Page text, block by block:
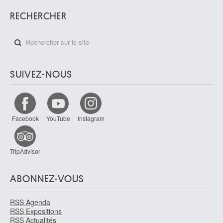
Saint-Quentin, Aisne (France) 1886 - Cannes, Alpes-Maritimes (France)
RECHERCHER
SUIVEZ-NOUS
Facebook YouTube Instagram
TripAdvisor
ABONNEZ-VOUS
RSS Agenda
RSS Expositions
RSS Actualités